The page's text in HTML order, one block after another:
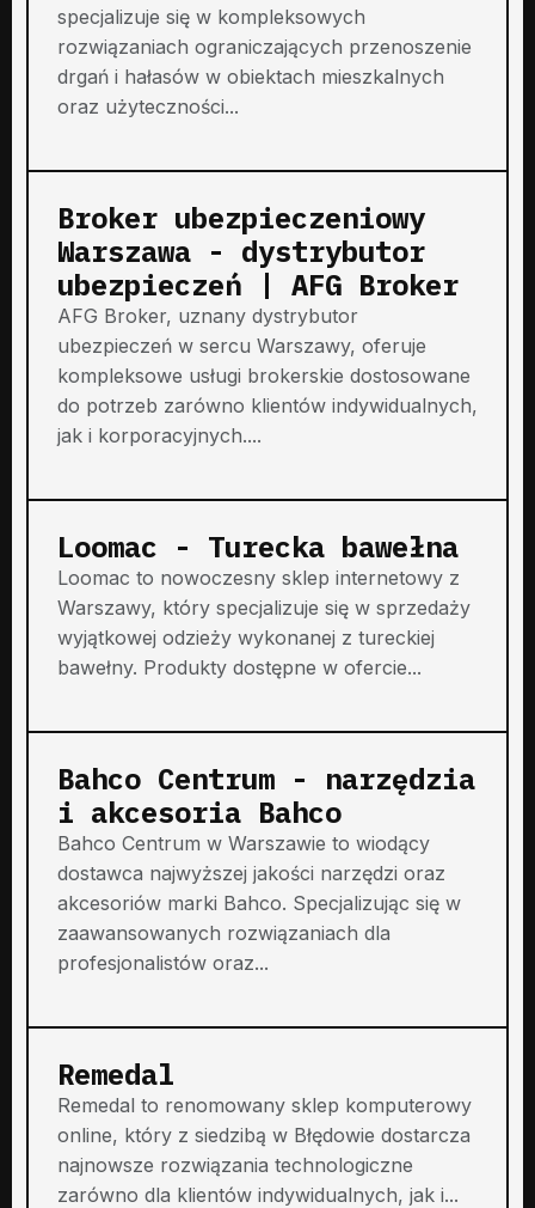
specjalizuje się w kompleksowych
rozwiązaniach ograniczających przenoszenie
drgań i hałasów w obiektach mieszkalnych
oraz użyteczności...
Broker ubezpieczeniowy
Warszawa - dystrybutor
ubezpieczeń | AFG Broker
AFG Broker, uznany dystrybutor
ubezpieczeń w sercu Warszawy, oferuje
kompleksowe usługi brokerskie dostosowane
do potrzeb zarówno klientów indywidualnych,
jak i korporacyjnych....
Loomac - Turecka bawełna
Loomac to nowoczesny sklep internetowy z
Warszawy, który specjalizuje się w sprzedaży
wyjątkowej odzieży wykonanej z tureckiej
bawełny. Produkty dostępne w ofercie...
Bahco Centrum - narzędzia
i akcesoria Bahco
Bahco Centrum w Warszawie to wiodący
dostawca najwyższej jakości narzędzi oraz
akcesoriów marki Bahco. Specjalizując się w
zaawansowanych rozwiązaniach dla
profesjonalistów oraz...
Remedal
Remedal to renomowany sklep komputerowy
online, który z siedzibą w Błędowie dostarcza
najnowsze rozwiązania technologiczne
zarówno dla klientów indywidualnych, jak i...